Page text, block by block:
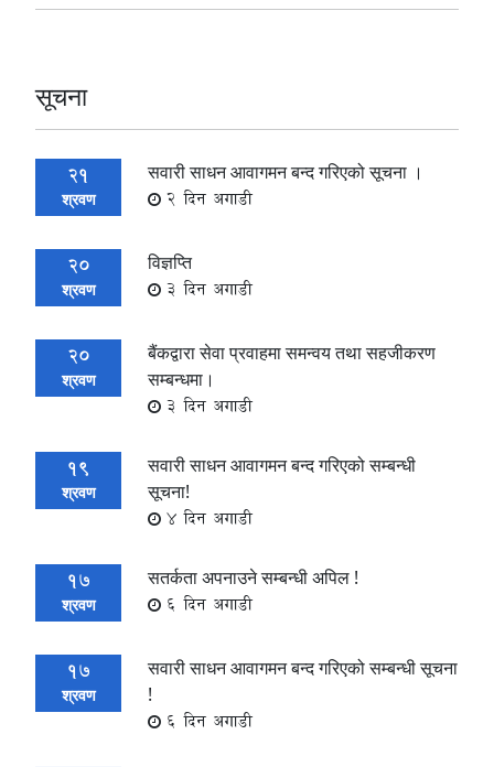
सूचना
21
श्रवण
सवारी साधन आवागमन बन्द गरिएको सूचना ।
2 दिन अगाडी
20
श्रवण
विज्ञप्ति
3 दिन अगाडी
20
श्रवण
बैंकद्वारा सेवा प्रवाहमा समन्वय तथा सहजीकरण
सम्बन्धमा।
3 दिन अगाडी
19
श्रवण
सवारी साधन आवागमन बन्द गरिएको सम्बन्धी
सूचना!
4 दिन अगाडी
17
श्रवण
सतर्कता अपनाउने सम्बन्धी अपिल !
6 दिन अगाडी
17
श्रवण
सवारी साधन आवागमन बन्द गरिएको सम्बन्धी सूचना
!
6 दिन अगाडी